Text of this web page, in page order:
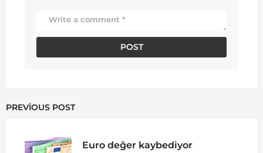
PREVIOUS POST
Euro değer kaybediyor